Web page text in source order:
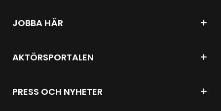
JOBBA HÄR
AKTÖRSPORTALEN
PRESS OCH NYHETER